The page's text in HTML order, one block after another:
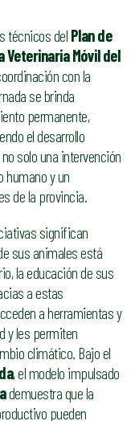
técnicos del Plan de
Veterinaria Móvil del
con la
se brinda
permanente,
el desarrollo
solo una intervención
humano y un
de la provincia.
significan
sus animales está
la educación de sus
a estas
a herramientas y
y les permiten
climático. Bajo el
, el modelo impulsado
demuestra que la
pueden